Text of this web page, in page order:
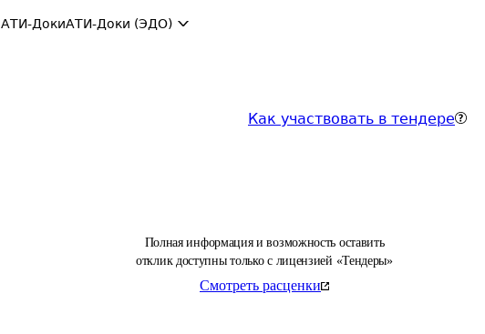
АТИ-ДокиАТИ-Доки (ЭДО)
Как участвовать в тендере
Полная информация и возможность оставить
отклик доступны только с лицензией «Тендеры»
Смотреть расценки